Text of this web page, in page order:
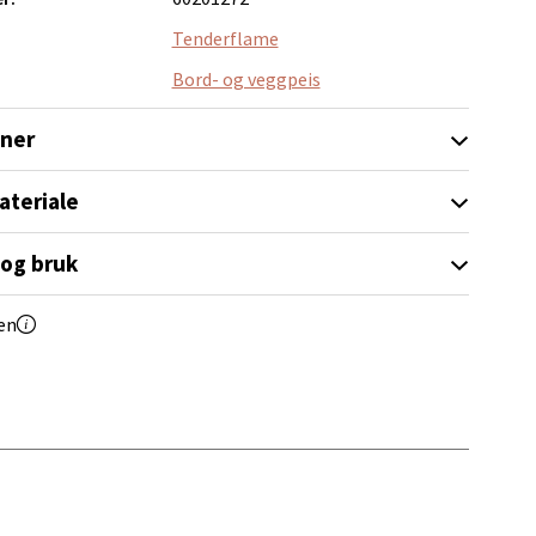
Tenderflame
Bord- og veggpeis
bruk